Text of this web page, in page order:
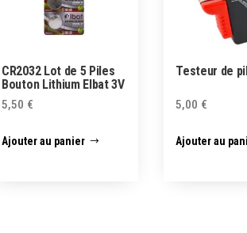
CR2032 Lot de 5 Piles
Bouton Lithium Elbat 3V
5,50 €
Ajouter au panier
Testeur de
5,00 €
Ajouter au